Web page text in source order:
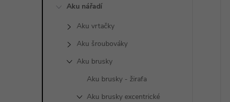
Aku nářadí
Aku vrtačky
Aku šroubováky
Aku brusky
Aku brusky - žirafa
Aku brusky excentrické